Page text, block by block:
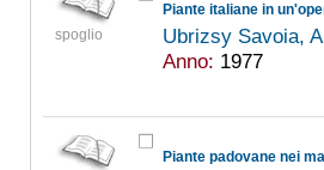
spoglio
Piante italiane in
Ubrizsy Savoia,
Anno: 1977
Piante padovane nei